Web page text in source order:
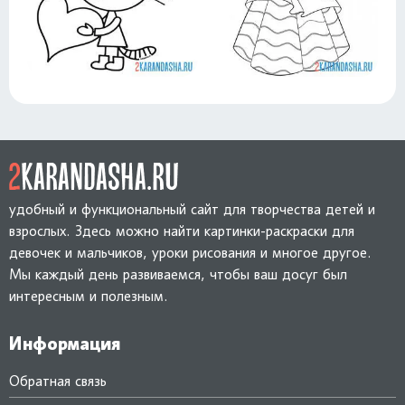
удобный и функциональный сайт для творчества детей и
взрослых. Здесь можно найти картинки-раскраски для
девочек и мальчиков, уроки рисования и многое другое.
Мы каждый день развиваемся, чтобы ваш досуг был
интересным и полезным.
Информация
Обратная связь